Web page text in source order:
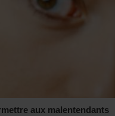
aux malentendants